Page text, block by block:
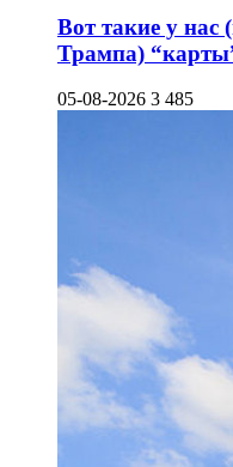
Вот такие у нас
Трампа)
05-08-2026 3 485